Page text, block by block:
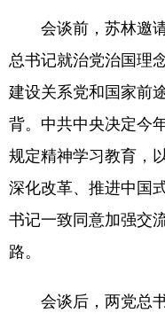
会谈前，苏林邀请
总书记就治党治国理
建设关系党和国家前
背。中共中央决定今
规定精神学习教育，
深化改革、推进中国
书记一致同意加强交
路。
会谈后，两党总书